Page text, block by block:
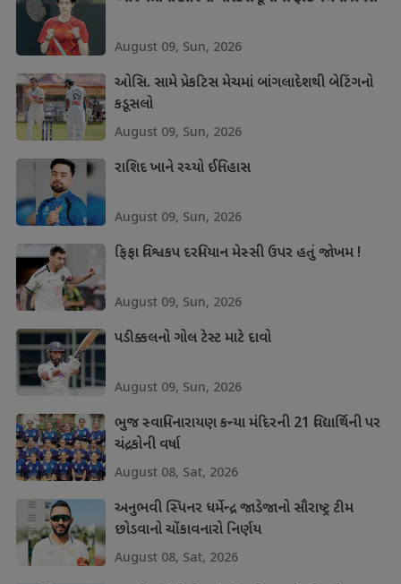
August 09, Sun, 2026
ઓસિ. સામે પ્રેકટિસ મેચમાં બાંગલાદેશથી બેટિંગનો
કડૂસલો
August 09, Sun, 2026
રાશિદ ખાને રચ્યો ઈતિહાસ
August 09, Sun, 2026
ફિફા વિશ્વકપ દરમિયાન મેસ્સી ઉપર હતું જોખમ !
August 09, Sun, 2026
પડીક્કલનો ગોલ ટેસ્ટ માટે દાવો
August 09, Sun, 2026
ભુજ સ્વામિનારાયણ કન્યા મંદિરની 21 વિદ્યાર્થિની પર
ચંદ્રકોની વર્ષા
August 08, Sat, 2026
અનુભવી સ્પિનર ધર્મેન્દ્ર જાડેજાનો સૌરાષ્ટ્ર ટીમ
છોડવાનો ચોંકાવનારો નિર્ણય
August 08, Sat, 2026